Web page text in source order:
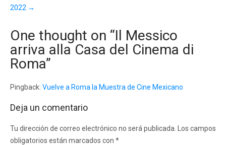
2022 →
One thought on “Il Messico
arriva alla Casa del Cinema di
Roma”
Pingback: Vuelve a Roma la Muestra de Cine Mexicano
Deja un comentario
Tu dirección de correo electrónico no será publicada.
Los campos
obligatorios están marcados con *